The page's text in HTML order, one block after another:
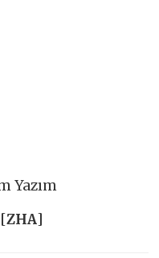
Yazım
ZHA]